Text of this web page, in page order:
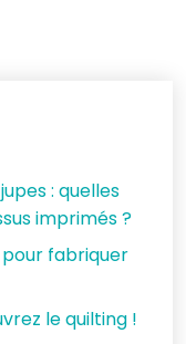
: quelles
imprimés ?
pour fabriquer
le quilting !